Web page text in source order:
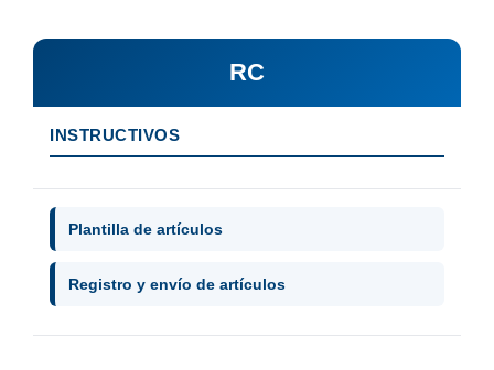
RC
INSTRUCTIVOS
Plantilla de artículos
Registro y envío de artículos